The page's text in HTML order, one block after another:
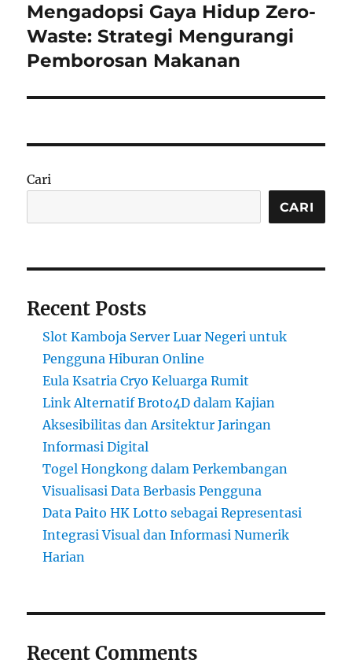
Next
post:
Mengadopsi Gaya Hidup Zero-
Waste: Strategi Mengurangi
Pemborosan Makanan
Cari
CARI
Recent Posts
Slot Kamboja Server Luar Negeri untuk
Pengguna Hiburan Online
Eula Ksatria Cryo Keluarga Rumit
Link Alternatif Broto4D dalam Kajian
Aksesibilitas dan Arsitektur Jaringan
Informasi Digital
Togel Hongkong dalam Perkembangan
Visualisasi Data Berbasis Pengguna
Data Paito HK Lotto sebagai Representasi
Integrasi Visual dan Informasi Numerik
Harian
Recent Comments